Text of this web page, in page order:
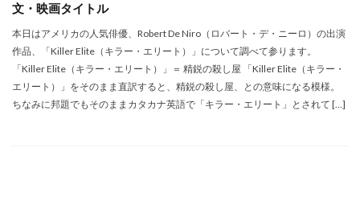
文・映画タイトル
本日はアメリカの人気俳優、Robert De Niro（ロバート・デ・ニーロ）の出演
作品、「Killer Elite（キラー・エリート）」について調べて参ります。
「Killer Elite（キラー・エリート）」＝ 精鋭の殺し屋 「Killer Elite（キラー・
エリート）」をそのまま直訳すると、精鋭の殺し屋、との意味になる模様。
ちなみに邦題でもそのままカタカナ英語で「キラー・エリート」とされて […]